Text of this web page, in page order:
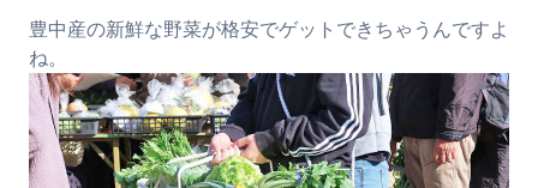
豊中産の新鮮な野菜が格安でゲットできちゃうんですよ
ね。